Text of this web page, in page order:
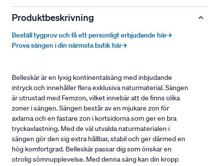
Produktbeskrivning
Beställ tygprov och få ett personligt erbjudande här→
Prova sängen i din närmsta butik här→
Belleskär är en lyxig kontinentalsäng med inbjudande
intryck och innehåller flera exklusiva naturmaterial. Sängen
är utrustad med Femzon, vilket innebär att de finns olika
zoner i sängen. Sängen består av en mjukare zon för
axlarna och en fastare zon i kortsidorna som ger en bra
tryckavlastning. Med de väl utvalda naturmaterialen i
sängen gör den sig extra hållbar, stabil och ger därmed en
hög komfortgrad. Belleskär passar dig som önskar en
otrolig sömnupplevelse. Med denna säng kan din kropp